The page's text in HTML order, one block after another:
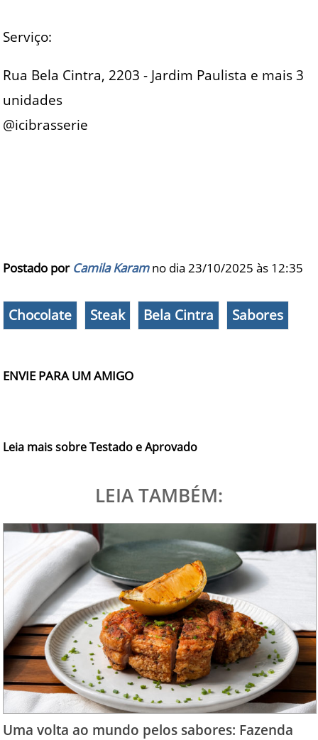
Serviço:
Rua Bela Cintra, 2203 - Jardim Paulista e mais 3
unidades
@icibrasserie
Postado por Camila Karamno dia 23/10/2025 às 12:35
Chocolate Steak Bela Cintra Sabores
ENVIE PARA UM AMIGO
Leia mais sobre Testado e Aprovado
LEIA TAMBÉM:
Uma volta ao mundo pelos sabores: Fazenda